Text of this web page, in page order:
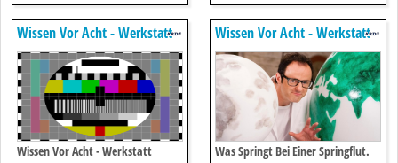
Wissen Vor Acht - Werkstatt
Wissen Vor Acht - Werkstatt
Wissen Vor Acht - Werkstatt
Was Springt Bei Einer Springflut.